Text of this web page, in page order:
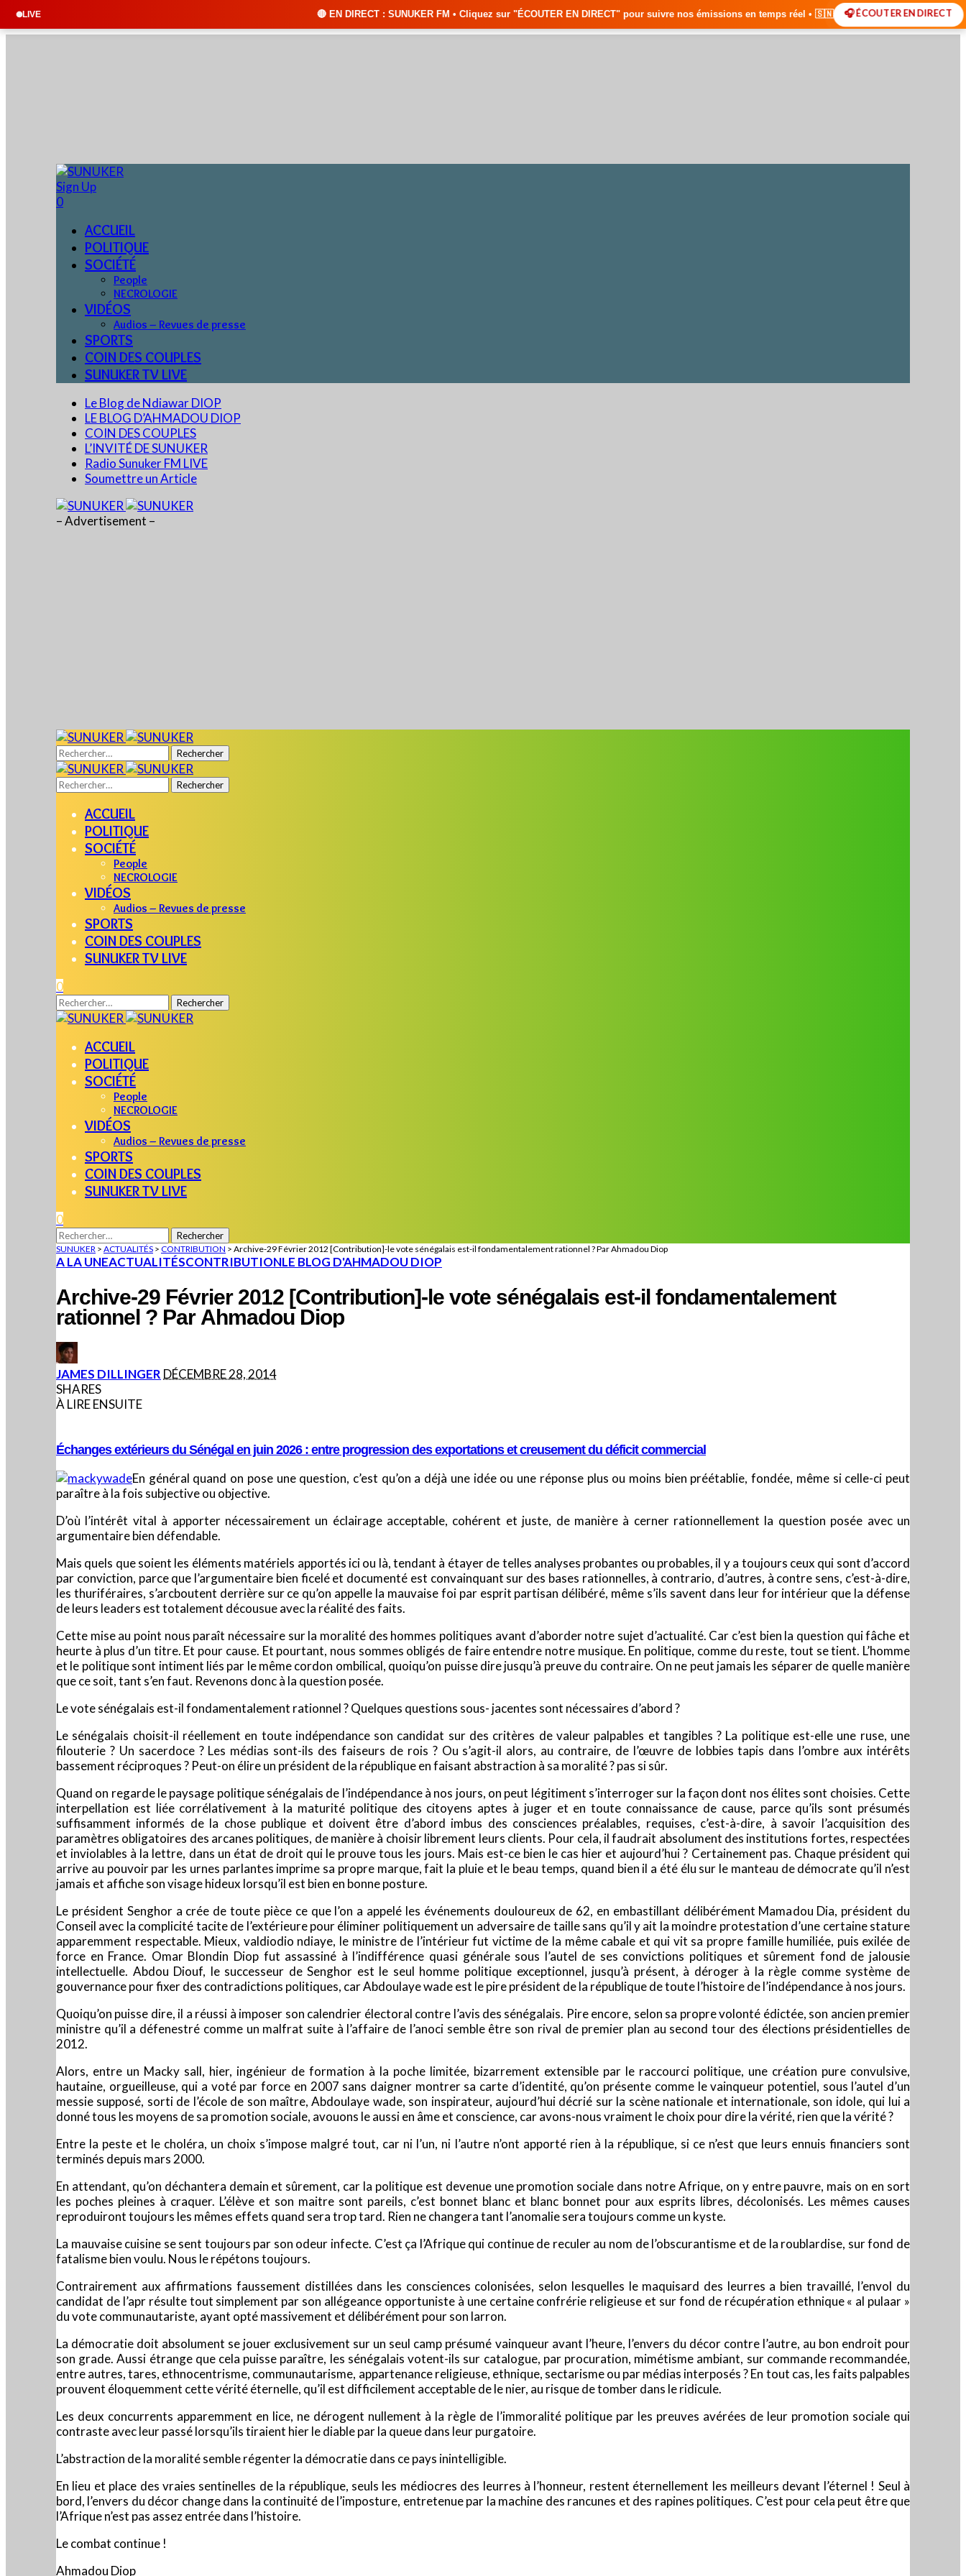
LIVE 🔴 EN DIRECT : SUNUKER FM • Cliquez sur "ÉCOUTER EN DIRECT" pour suivre nos émissions en temps réel • 🇸🇳 Actualités du Sénégal • 🌍 Actualités
🎧 ÉCOUTER EN DIRECT
Sign Up
0
ACCUEIL
POLITIQUE
SOCIÉTÉ
People
NECROLOGIE
VIDÉOS
Audios – Revues de presse
SPORTS
COIN DES COUPLES
SUNUKER TV LIVE
Le Blog de Ndiawar DIOP
LE BLOG D’AHMADOU DIOP
COIN DES COUPLES
L’INVITÉ DE SUNUKER
Radio Sunuker FM LIVE
Soumettre un Article
– Advertisement –
Rechercher :
Rechercher :
ACCUEIL
POLITIQUE
SOCIÉTÉ
People
NECROLOGIE
VIDÉOS
Audios – Revues de presse
SPORTS
COIN DES COUPLES
SUNUKER TV LIVE
0
Rechercher :
ACCUEIL
POLITIQUE
SOCIÉTÉ
People
NECROLOGIE
VIDÉOS
Audios – Revues de presse
SPORTS
COIN DES COUPLES
SUNUKER TV LIVE
0
Rechercher :
SUNUKER > ACTUALITÉS > CONTRIBUTION > Archive-29 Février 2012 [Contribution]-le vote sénégalais est-il fondamentalement rationnel ? Par Ahmadou Diop
A LA UNEACTUALITÉSCONTRIBUTIONLE BLOG D'AHMADOU DIOP
Archive-29 Février 2012 [Contribution]-le vote sénégalais est-il fondamentalement
rationnel ? Par Ahmadou Diop
POSTED
BY
JAMES DILLINGER DÉCEMBRE 28, 2014
SHARES
À LIRE ENSUITE
Échanges extérieurs du Sénégal en juin 2026 : entre progression des exportations et creusement du déficit commercial
En général quand on pose une question, c’est qu’on a déjà une idée ou une réponse plus ou moins bien préétablie, fondée, même si celle-ci peut
paraître à la fois subjective ou objective.
D’où l’intérêt vital à apporter nécessairement un éclairage acceptable, cohérent et juste, de manière à cerner rationnellement la question posée avec un
argumentaire bien défendable.
Mais quels que soient les éléments matériels apportés ici ou là, tendant à étayer de telles analyses probantes ou probables, il y a toujours ceux qui sont d’accord
par conviction, parce que l’argumentaire bien ficelé et documenté est convainquant sur des bases rationnelles, à contrario, d’autres, à contre sens, c’est-à-dire,
les thuriféraires, s’arcboutent derrière sur ce qu’on appelle la mauvaise foi par esprit partisan délibéré, même s’ils savent dans leur for intérieur que la défense
de leurs leaders est totalement décousue avec la réalité des faits.
Cette mise au point nous paraît nécessaire sur la moralité des hommes politiques avant d’aborder notre sujet d’actualité. Car c’est bien la question qui fâche et
heurte à plus d’un titre. Et pour cause. Et pourtant, nous sommes obligés de faire entendre notre musique. En politique, comme du reste, tout se tient. L’homme
et le politique sont intiment liés par le même cordon ombilical, quoiqu’on puisse dire jusqu’à preuve du contraire. On ne peut jamais les séparer de quelle manière
que ce soit, tant s’en faut. Revenons donc à la question posée.
Le vote sénégalais est-il fondamentalement rationnel ? Quelques questions sous- jacentes sont nécessaires d’abord ?
Le sénégalais choisit-il réellement en toute indépendance son candidat sur des critères de valeur palpables et tangibles ? La politique est-elle une ruse, une
filouterie ? Un sacerdoce ? Les médias sont-ils des faiseurs de rois ? Ou s’agit-il alors, au contraire, de l’œuvre de lobbies tapis dans l’ombre aux intérêts
bassement réciproques ? Peut-on élire un président de la république en faisant abstraction à sa moralité ? pas si sûr.
Quand on regarde le paysage politique sénégalais de l’indépendance à nos jours, on peut légitiment s’interroger sur la façon dont nos élites sont choisies. Cette
interpellation est liée corrélativement à la maturité politique des citoyens aptes à juger et en toute connaissance de cause, parce qu’ils sont présumés
suffisamment informés de la chose publique et doivent être d’abord imbus des consciences préalables, requises, c’est-à-dire, à savoir l’acquisition des
paramètres obligatoires des arcanes politiques, de manière à choisir librement leurs clients. Pour cela, il faudrait absolument des institutions fortes, respectées
et inviolables à la lettre, dans un état de droit qui le prouve tous les jours. Mais est-ce bien le cas hier et aujourd’hui ? Certainement pas. Chaque président qui
arrive au pouvoir par les urnes parlantes imprime sa propre marque, fait la pluie et le beau temps, quand bien il a été élu sur le manteau de démocrate qu’il n’est
jamais et affiche son visage hideux lorsqu’il est bien en bonne posture.
Le président Senghor a crée de toute pièce ce que l’on a appelé les événements douloureux de 62, en embastillant délibérément Mamadou Dia, président du
Conseil avec la complicité tacite de l’extérieure pour éliminer politiquement un adversaire de taille sans qu’il y ait la moindre protestation d’une certaine stature
apparemment respectable. Mieux, valdiodio ndiaye, le ministre de l’intérieur fut victime de la même cabale et qui vit sa propre famille humiliée, puis exilée de
force en France. Omar Blondin Diop fut assassiné à l’indifférence quasi générale sous l’autel de ses convictions politiques et sûrement fond de jalousie
intellectuelle. Abdou Diouf, le successeur de Senghor est le seul homme politique exceptionnel, jusqu’à présent, à déroger à la règle comme système de
gouvernance pour fixer des contradictions politiques, car Abdoulaye wade est le pire président de la république de toute l’histoire de l’indépendance à nos jours.
Quoiqu’on puisse dire, il a réussi à imposer son calendrier électoral contre l’avis des sénégalais. Pire encore, selon sa propre volonté édictée, son ancien premier
ministre qu’il a défenestré comme un malfrat suite à l’affaire de l’anoci semble être son rival de premier plan au second tour des élections présidentielles de
2012.
Alors, entre un Macky sall, hier, ingénieur de formation à la poche limitée, bizarrement extensible par le raccourci politique, une création pure convulsive,
hautaine, orgueilleuse, qui a voté par force en 2007 sans daigner montrer sa carte d’identité, qu’on présente comme le vainqueur potentiel, sous l’autel d’un
messie supposé, sorti de l’école de son maître, Abdoulaye wade, son inspirateur, aujourd’hui décrié sur la scène nationale et internationale, son idole, qui lui a
donné tous les moyens de sa promotion sociale, avouons le aussi en âme et conscience, car avons-nous vraiment le choix pour dire la vérité, rien que la vérité ?
Entre la peste et le choléra, un choix s’impose malgré tout, car ni l’un, ni l’autre n’ont apporté rien à la république, si ce n’est que leurs ennuis financiers sont
terminés depuis mars 2000.
En attendant, qu’on déchantera demain et sûrement, car la politique est devenue une promotion sociale dans notre Afrique, on y entre pauvre, mais on en sort
les poches pleines à craquer. L’élève et son maitre sont pareils, c’est bonnet blanc et blanc bonnet pour aux esprits libres, décolonisés. Les mêmes causes
reproduiront toujours les mêmes effets quand sera trop tard. Rien ne changera tant l’anomalie sera toujours comme un kyste.
La mauvaise cuisine se sent toujours par son odeur infecte. C’est ça l’Afrique qui continue de reculer au nom de l’obscurantisme et de la roublardise, sur fond de
fatalisme bien voulu. Nous le répétons toujours.
Contrairement aux affirmations faussement distillées dans les consciences colonisées, selon lesquelles le maquisard des leurres a bien travaillé, l’envol du
candidat de l’apr résulte tout simplement par son allégeance opportuniste à une certaine confrérie religieuse et sur fond de récupération ethnique « al pulaar »
du vote communautariste, ayant opté massivement et délibérément pour son larron.
La démocratie doit absolument se jouer exclusivement sur un seul camp présumé vainqueur avant l’heure, l’envers du décor contre l’autre, au bon endroit pour
son grade. Aussi étrange que cela puisse paraître, les sénégalais votent-ils sur catalogue, par procuration, mimétisme ambiant, sur commande recommandée,
entre autres, tares, ethnocentrisme, communautarisme, appartenance religieuse, ethnique, sectarisme ou par médias interposés ? En tout cas, les faits palpables
prouvent éloquemment cette vérité éternelle, qu’il est difficilement acceptable de le nier, au risque de tomber dans le ridicule.
Les deux concurrents apparemment en lice, ne dérogent nullement à la règle de l’immoralité politique par les preuves avérées de leur promotion sociale qui
contraste avec leur passé lorsqu’ils tiraient hier le diable par la queue dans leur purgatoire.
L’abstraction de la moralité semble régenter la démocratie dans ce pays inintelligible.
En lieu et place des vraies sentinelles de la république, seuls les médiocres des leurres à l’honneur, restent éternellement les meilleurs devant l’éternel ! Seul à
bord, l’envers du décor change dans la continuité de l’imposture, entretenue par la machine des rancunes et des rapines politiques. C’est pour cela peut être que
l’Afrique n’est pas assez entrée dans l’histoire.
Le combat continue !
Ahmadou Diop